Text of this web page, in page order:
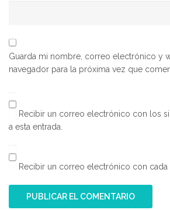
Guarda mi nombre, correo electrónico y
navegador para la próxima vez que
Recibir un correo electrónico con los
a esta entrada.
Recibir un correo electrónico con cada